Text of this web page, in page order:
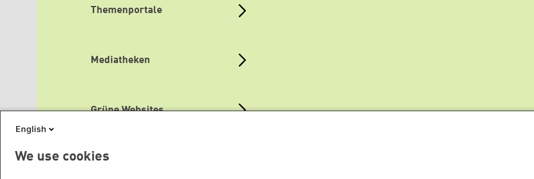
Themenportale
Mediatheken
Grüne Websites
Social Links
English
We use cookies